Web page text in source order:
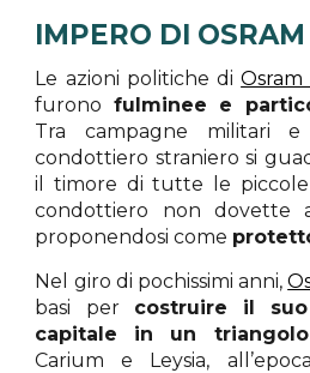
IMPERO DI OSRAM
Le azioni politiche di
furono fulminee e
Tra campagne militari
condottiero straniero si
il timore di tutte le piccole
condottiero non dovette
proponendosi come
Nel giro di pochissimi anni,
basi per costruire il
capitale in un
Carium e Leysia,